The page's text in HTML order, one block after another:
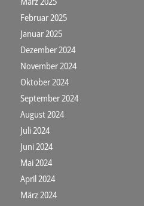
Februar 2025
Januar 2025
Dezember 2024
November 2024
Oktober 2024
September 2024
August 2024
Juli 2024
Juni 2024
Mai 2024
April 2024
März 2024